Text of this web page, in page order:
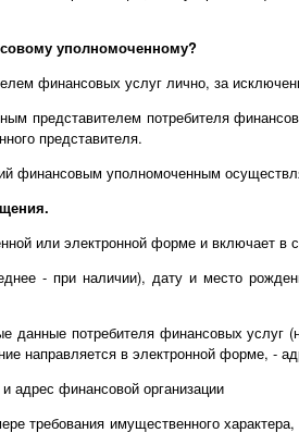
уполномоченному?
финансовых услуг лично, за
представителем потребителя
представителя.
финансовым уполномоченным
или электронной форме и включает в
- при наличии), дату и место
данные потребителя финансовых услуг
направляется в электронной форме, -
адрес финансовой организации
требования имущественного